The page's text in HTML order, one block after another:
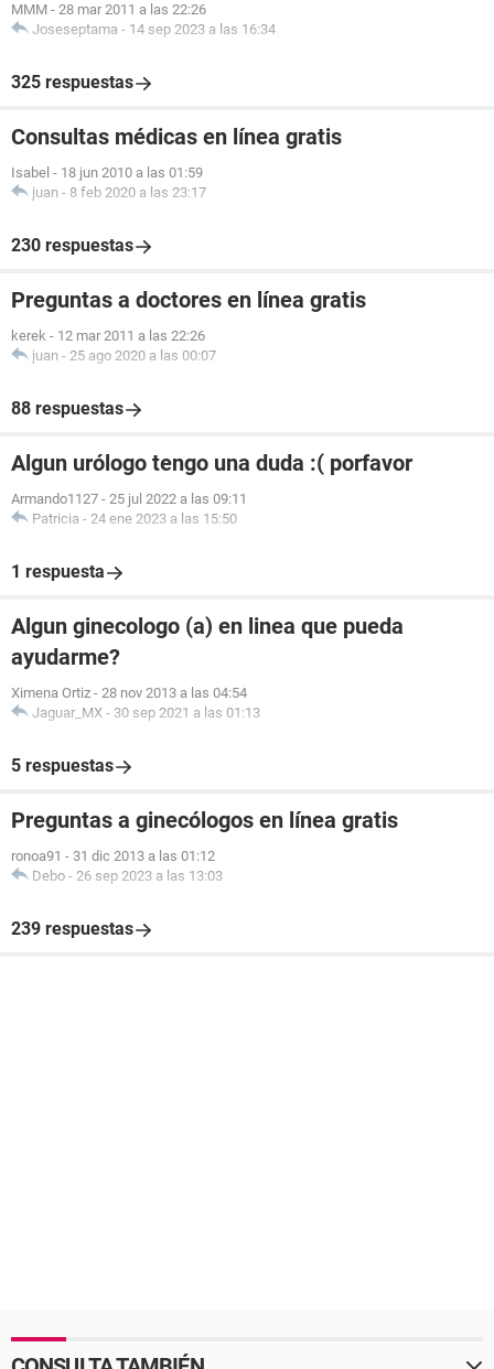
MMM - 28 mar 2011 a las 22:26
Joseseptama - 14 sep 2023 a las 16:34
325 respuestas
Consultas médicas en línea gratis
Isabel - 18 jun 2010 a las 01:59
juan - 8 feb 2020 a las 23:17
230 respuestas
Preguntas a doctores en línea gratis
kerek - 12 mar 2011 a las 22:26
juan - 25 ago 2020 a las 00:07
88 respuestas
Algun urólogo tengo una duda :( porfavor
Armando1127 - 25 jul 2022 a las 09:11
Patricia - 24 ene 2023 a las 15:50
1 respuesta
Algun ginecologo (a) en linea que pueda
ayudarme?
Ximena Ortiz - 28 nov 2013 a las 04:54
Jaguar_MX - 30 sep 2021 a las 01:13
5 respuestas
Preguntas a ginecólogos en línea gratis
ronoa91 - 31 dic 2013 a las 01:12
Debo - 26 sep 2023 a las 13:03
239 respuestas